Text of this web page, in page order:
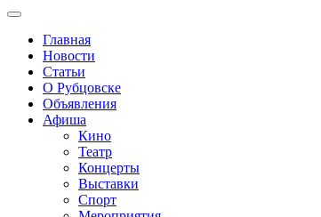
Главная
Новости
Статьи
О Рубцовске
Объявления
Афиша
Кино
Театр
Концерты
Выставки
Спорт